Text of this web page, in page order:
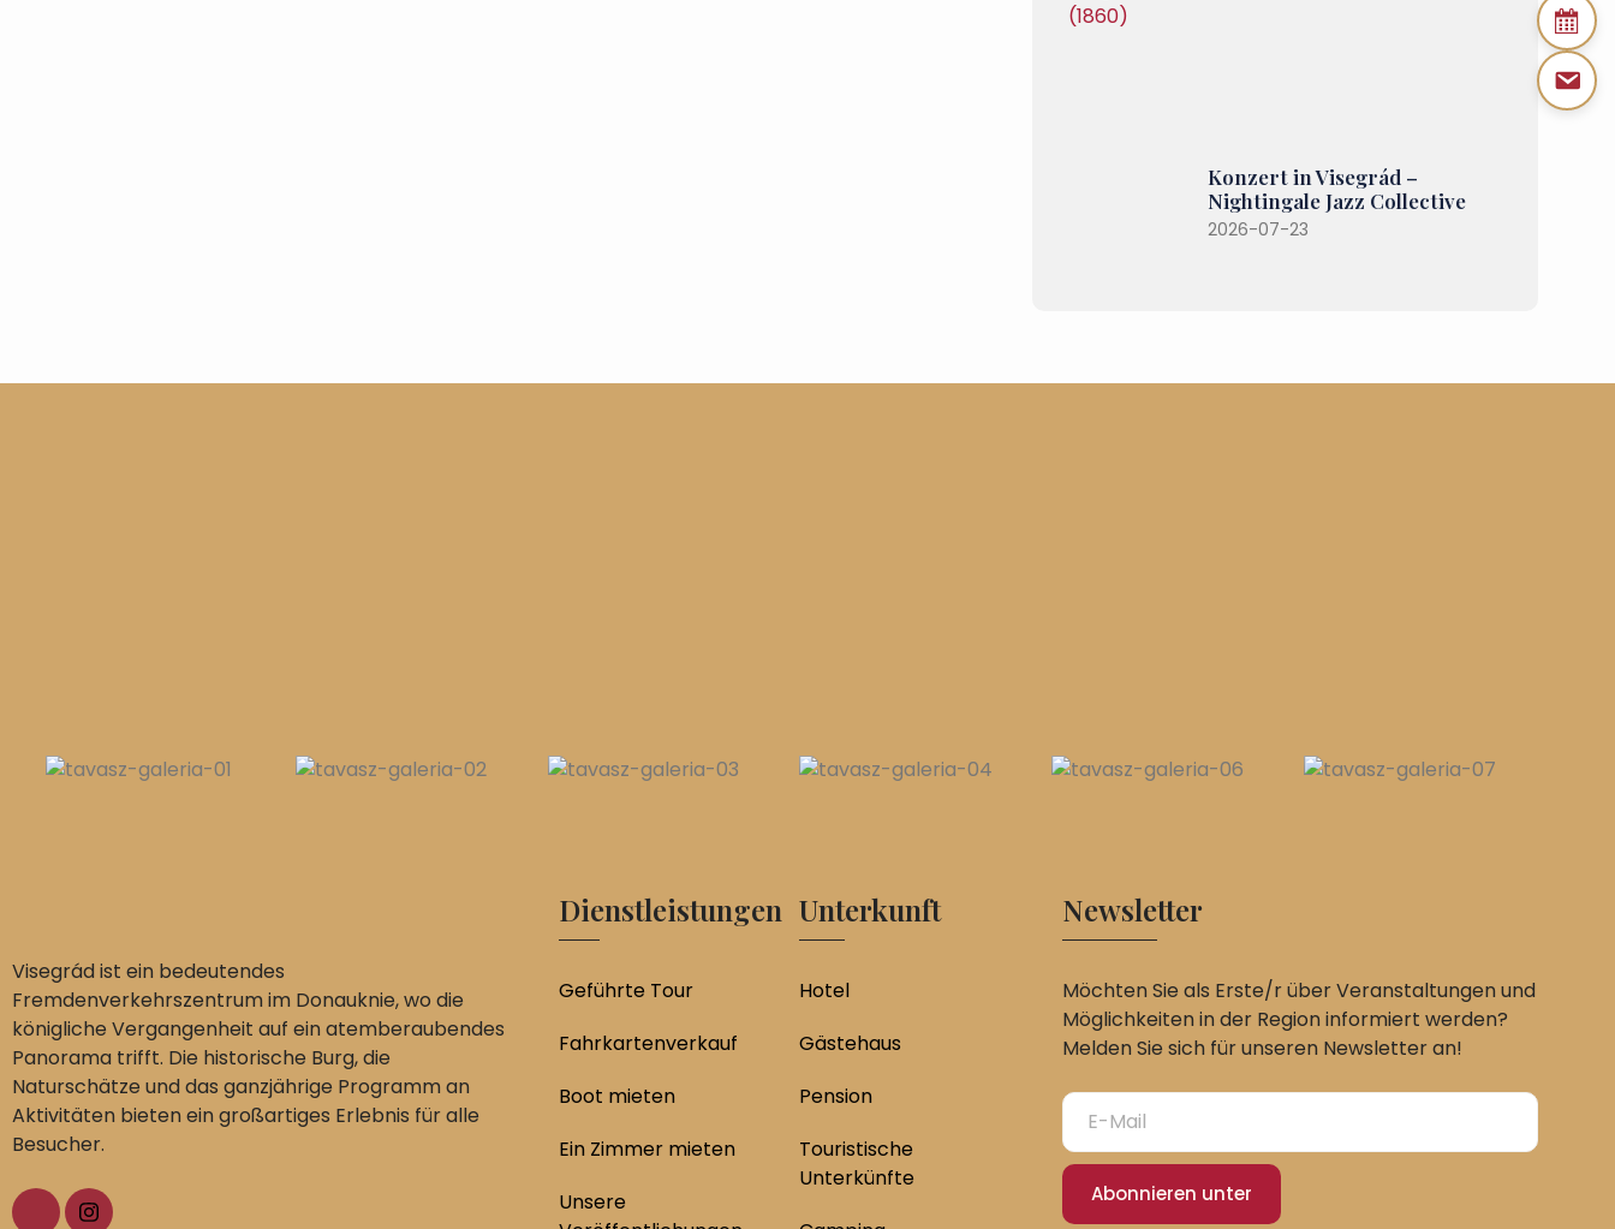
Konzert in Visegrád –
Nightingale Jazz Collective
2026-07-23
Visegrád ist ein bedeutendes
Fremdenverkehrszentrum im Donauknie, wo die
königliche Vergangenheit auf ein atemberaubendes
Panorama trifft. Die historische Burg, die
Naturschätze und das ganzjährige Programm an
Aktivitäten bieten ein großartiges Erlebnis für alle
Besucher.
Dienstleistungen
Geführte Tour
Fahrkartenverkauf
Boot mieten
Ein Zimmer mieten
Unsere
Unterkunft
Hotel
Gästehaus
Pension
Touristische
Unterkünfte
Newsletter
Möchten Sie als Erste/r über Veranstaltungen und
Möglichkeiten in der Region informiert werden?
Melden Sie sich für unseren Newsletter an!
Abonnieren unter